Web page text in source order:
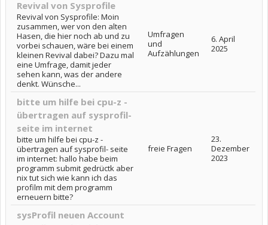
Revival von Sysprofile
Revival von Sysprofile: Moin
zusammen, wer von den alten
Hasen, die hier noch ab und zu
vorbei schauen, wäre bei einem
kleinen Revival dabei? Dazu mal
eine Umfrage, damit jeder
sehen kann, was der andere
denkt. Wünsche...
Umfragen
und
Aufzählungen
6. April
2025
bitte um hilfe bei cpu-z -
übertragen auf sysprofil-
seite im internet
bitte um hilfe bei cpu-z -
übertragen auf sysprofil- seite
im internet: hallo habe beim
programm submit gedrüctk aber
nix tut sich wie kann ich das
profilm mit dem programm
erneuern bitte?
freie Fragen
23.
Dezember
2023
sysProfil neuen Account